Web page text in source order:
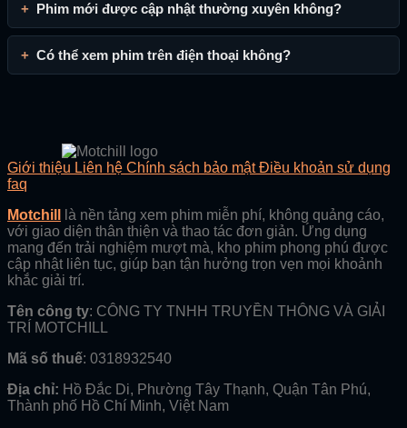
Phim mới được cập nhật thường xuyên không?
Có thể xem phim trên điện thoại không?
Giới thiệu Liên hệ Chính sách bảo mật Điều khoản sử dụng
faq
Motchill
là nền tảng xem phim miễn phí, không quảng cáo,
với giao diện thân thiện và thao tác đơn giản. Ứng dụng
mang đến trải nghiệm mượt mà, kho phim phong phú được
cập nhật liên tục, giúp bạn tận hưởng trọn vẹn mọi khoảnh
khắc giải trí.
Tên công ty: CÔNG TY TNHH TRUYỀN THÔNG VÀ GIẢI
TRÍ MOTCHILL
Mã số thuế: 0318932540
Địa chỉ: Hồ Đắc Di, Phường Tây Thạnh, Quận Tân Phú,
Thành phố Hồ Chí Minh, Việt Nam